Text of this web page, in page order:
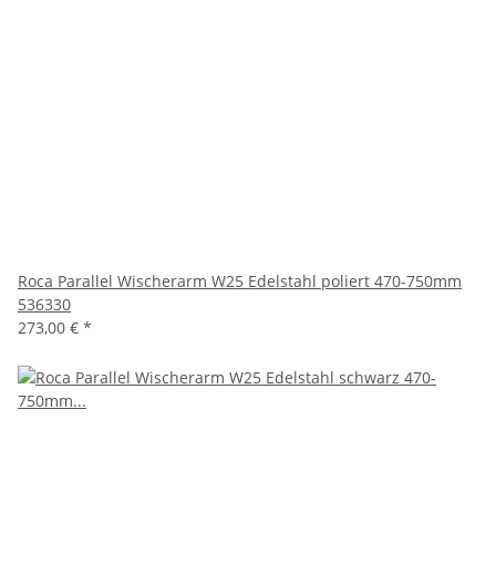
Roca Parallel Wischerarm W25 Edelstahl poliert 470-750mm
536330
273,00 € *